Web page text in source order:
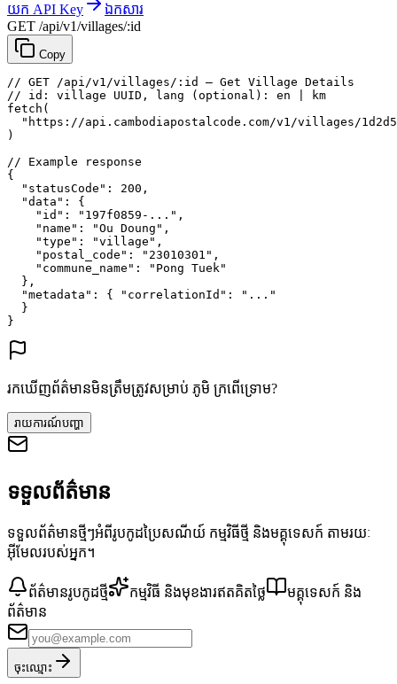
យក API Key
ឯកសារ
GET /api/v1/villages/:id
Copy
// GET /api/v1/villages/:id — Get Village Details
// id: village UUID, lang (optional): en | km
fetch (
"https://api.cambodiapostalcode.com/v1/villages/
)
// Example response
{
"statusCode" : 200 ,
"data" : {
"id" : "197f0859-..." ,
"name" : "Ou Doung" ,
"type" : "village" ,
"postal_code" : "23010301" ,
"commune_name" :
"Pong Tuek"
},
"metadata" : { "correlationId" :
"..."
}
}
រកឃើញព័ត៌មានមិនត្រឹមត្រូវសម្រាប់ ភូមិ ក្រពើទ្រោម?
រាយការណ៍បញ្ហា
ទទួលព័ត៌មាន
ទទួលព័ត៌មានថ្មីៗអំពីរូបកូដប្រៃសណីយ៍ កម្មវិធីថ្មី និងមគ្គុទេសក៍ តាមរយៈ
អ៊ីមែលរបស់អ្នក។
ព័ត៌មានរូបកូដថ្មី កម្មវិធី និងមុខងារឥតគិតថ្លៃ
មគ្គុទេសក៍ និង
ព័ត៌មាន
ចុះឈ្មោះ